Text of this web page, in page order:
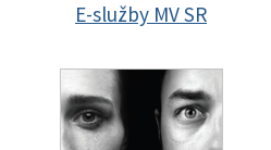
E-služby MV SR